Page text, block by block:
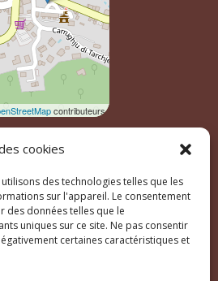
cookies
des technologies telles que les
sur l'appareil. Le consentement
des données telles que le
uniques sur ce site. Ne pas consentir
certaines caractéristiques et
contributeurs